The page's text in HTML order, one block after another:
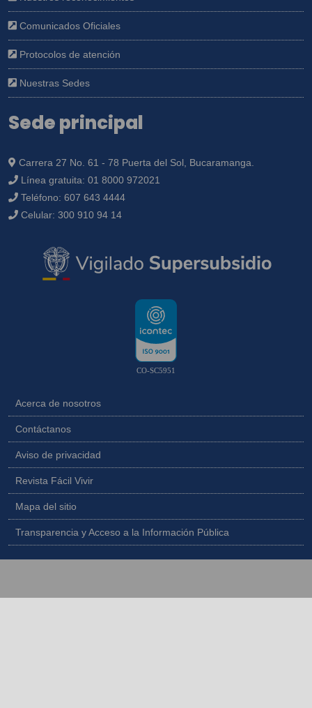
Comunicados Oficiales
Protocolos de atención
Nuestras Sedes
Sede principal
Carrera 27 No. 61 - 78 Puerta del Sol, Bucaramanga.
Línea gratuita: 01 8000 972021
Teléfono: 607 643 4444
Celular: 300 910 94 14
CO-SC5951
Acerca de nosotros
Contáctanos
Aviso de privacidad
Revista Fácil Vivir
Mapa del sitio
Transparencia y Acceso a la Información Pública